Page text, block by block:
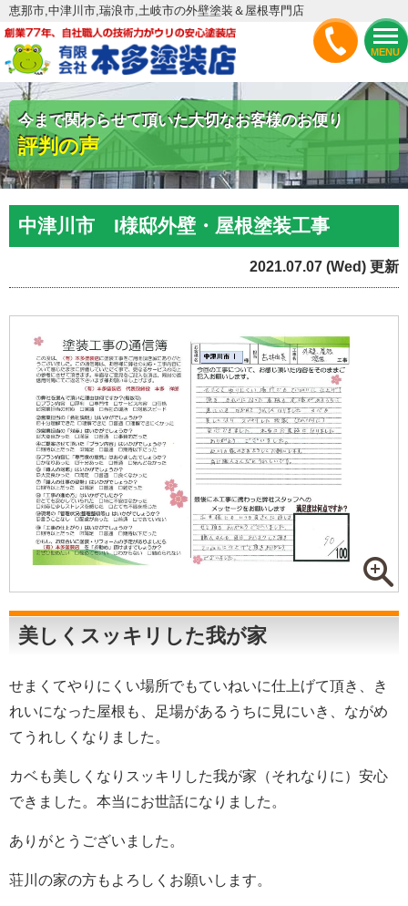
MENU
恵那市,中津川市,瑞浪市,土岐市の外壁塗装＆屋根専門店
今まで関わらせて頂いた大切なお客様のお便り
評判の声
中津川市 I様邸外壁・屋根塗装工事
2021.07.07 (Wed) 更新
美しくスッキリした我が家
せまくてやりにくい場所でもていねいに仕上げて頂き、き
れいになった屋根も、足場があるうちに見にいき、ながめ
てうれしくなりました。
カベも美しくなりスッキリした我が家（それなりに）安心
できました。本当にお世話になりました。
ありがとうございました。
荘川の家の方もよろしくお願いします。